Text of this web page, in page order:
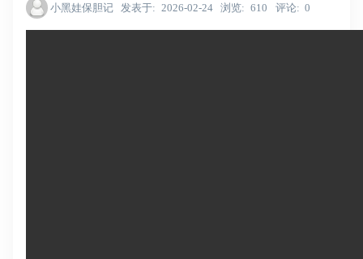
小黑娃保胆记 发表于 2026-02-24 浏览 610 评论 0